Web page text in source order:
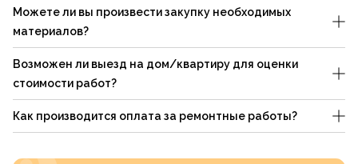
Можете ли вы произвести закупку необходимых
материалов?
Возможен ли выезд на дом/квартиру для оценки
стоимости работ?
Как производится оплата за ремонтные работы?